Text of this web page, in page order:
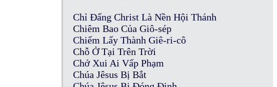
Chỉ Đấng Christ Là Nền Hội Thánh
Chiêm Bao Của Giô-sép
Chiếm Lấy Thành Giê-ri-cô
Chỗ Ở Tại Trên Trời
Chớ Xui Ai Vấp Phạm
Chúa Jêsus Bị Bắt